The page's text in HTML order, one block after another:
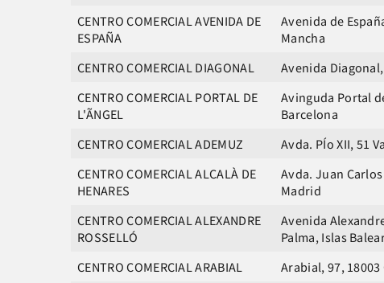
CENTRO COMERCIAL AVENIDA DE
ESPAÑA
Avenida de
Mancha
CENTRO COMERCIAL DIAGONAL Avenida
CENTRO COMERCIAL PORTAL DE
L'ÃNGEL
Avinguda Portal
Barcelona
CENTRO COMERCIAL ADEMUZ Avda. PÍo XII, 51
CENTRO COMERCIAL ALCALÀ DE
HENARES
Avda. Juan
Madrid
CENTRO COMERCIAL ALEXANDRE
ROSSELLÓ
Avenida
Palma, Islas
CENTRO COMERCIAL ARABIAL Arabial, 97,